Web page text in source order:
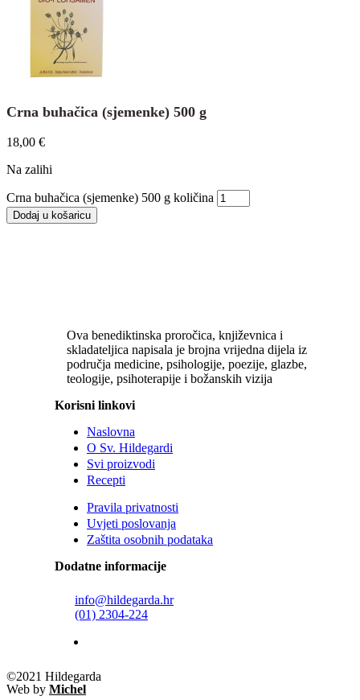
Crna buhačica (sjemenke) 500 g
18,00 €
Na zalihi
Crna buhačica (sjemenke) 500 g količina
Dodaj u košaricu
Ova benediktinska proročica, književnica i
skladateljica napisala je brojna vrijedna dijela iz
područja medicine, psihologije, poezije, glazbe,
teologije, psihoterapije i božanskih vizija
Korisni linkovi
Naslovna
O Sv. Hildegardi
Svi proizvodi
Recepti
Pravila privatnosti
Uvjeti poslovanja
Zaštita osobnih podataka
Dodatne informacije
info@hildegarda.hr
(01) 2304-224
©2021 Hildegarda
Web by Michel